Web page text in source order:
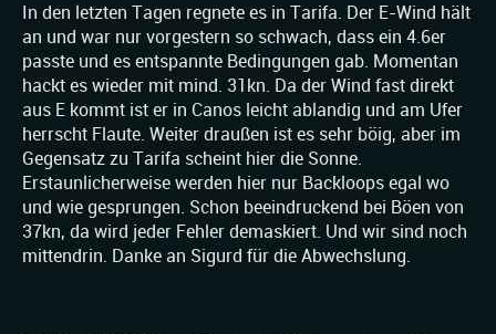
In den letzten Tagen regnete es in Tarifa. Der E-Wind hält
an und war nur vorgestern so schwach, dass ein 4.6er
passte und es entspannte Bedingungen gab. Momentan
hackt es wieder mit mind. 31kn. Da der Wind fast direkt
aus E kommt ist er in Canos leicht ablandig und am Ufer
herrscht Flaute. Weiter draußen ist es sehr böig, aber im
Gegensatz zu Tarifa scheint hier die Sonne.
Erstaunlicherweise werden hier nur Backloops egal wo
und wie gesprungen. Schon beeindruckend bei Böen von
37kn, da wird jeder Fehler demaskiert. Und wir sind noch
mittendrin. Danke an Sigurd für die Abwechslung.